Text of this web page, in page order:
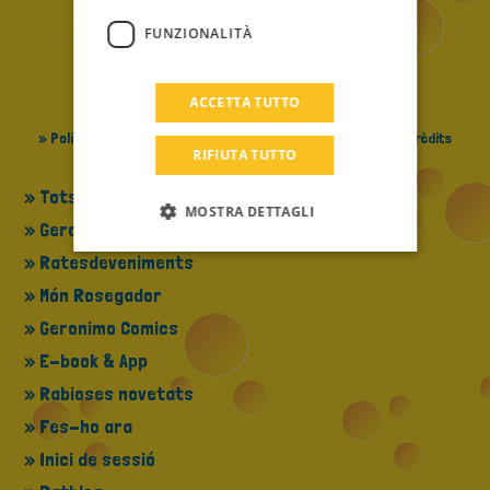
» La filosofia de Geronimo Stilton
» Canvia de llengua
» Política de Privacitat
» Cookie Policy » Contactes » Crèdits
» Tots els llibres
» Geronimo a la TV
» Ratesdeveniments
» Món Rosegador
» Geronimo Comics
» E-book & App
» Rabioses novetats
» Fes-ho ara
» Inici de sessió
DUTCH
FUNZIONALITÀ
ACCETTA TUTTO
RIFIUTA TUTTO
MOSTRA DETTAGLI